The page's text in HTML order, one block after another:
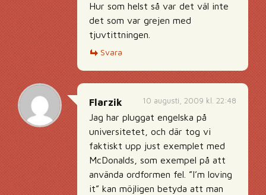
Hur som helst så var det väl inte
det som var grejen med
tjuvtittningen.
Svara
10 augusti, 2009 kl. 22:48
Flarzik
Jag har pluggat engelska på
universitetet, och där tog vi
faktiskt upp just exemplet med
McDonalds, som exempel på att
använda ordformen fel. ”I’m loving
it” kan möjligen betyda att man